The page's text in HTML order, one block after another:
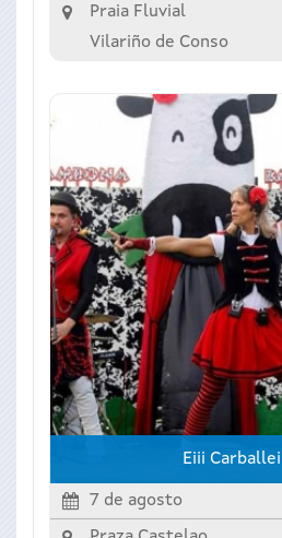
Praia Fluvial
Vilariño de Conso
Eiii
7 de agosto